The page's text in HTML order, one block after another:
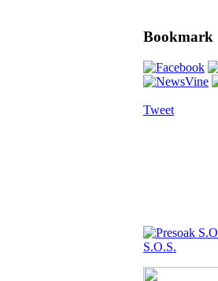
Bookmark
Tweet
S.O.S.